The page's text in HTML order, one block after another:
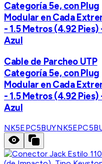
Categoría 5e, con Plug
Modular en Cada
- 1.5 Metros (4.92 Pies)
Azul
Cable de Parcheo UTP
Categoría 5e, con Plug
Modular en Cada
- 1.5 Metros (4.92 Pies)
Azul
NK5EPC5BUY